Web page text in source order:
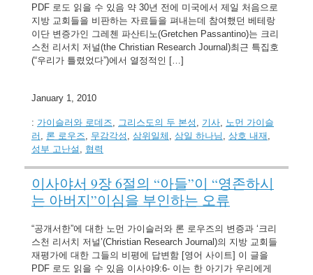
PDF 로도 읽을 수 있음 약 30년 전에 미국에서 제일 처음으로
지방 교회들을 비판하는 자료들을 펴내는데 참여했던 베테랑
이단 변증가인 그레첸 파산티노(Gretchen Passantino)는 크리
스천 리서치 저널(the Christian Research Journal)최근 특집호
(“우리가 틀렸었다”)에서 열정적인 […]
January 1, 2010
: 가이슬러와 로데즈, 그리스도의 두 본성 , 기사, 노먼 가이슬
러 , 론 로우즈, 무감각성 , 삼위일체 , 삼일 하나님 , 상호 내재 ,
성부 고난설 , 협력
이사야서 9장 6절의 “아들”이 “영존하시
는 아버지”이심을 부인하는 오류
“공개서한”에 대한 노먼 가이슬러와 론 로우즈의 변증과 ‘크리
스천 리서치 저널’(Christian Research Journal)의 지방 교회들
재평가에 대한 그들의 비평에 답변함 [영어 사이트] 이 글을
PDF 로도 읽을 수 있음 이사야9:6- 이는 한 아기가 우리에게